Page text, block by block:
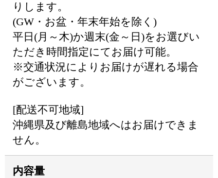
りします。
(GW・お盆・年末年始を除く)
平日(月～木)か週末(金～日)をお選びい
ただき時間指定にてお届け可能。
※交通状況によりお届けが遅れる場合
がございます。
[配送不可地域]
沖縄県及び離島地域へはお届けできま
せん。
内容量